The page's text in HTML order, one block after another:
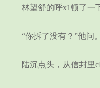
林望舒的呼x1顿了一
“你拆了没有？”他问。
陆沉点头，从信封里